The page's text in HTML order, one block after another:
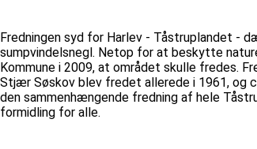
Fredningen syd for Harlev - Tåstruplandet -
sumpvindelsnegl. Netop for at beskytte
Kommune i 2009, at området skulle fredes.
Stjær Søskov blev fredet allerede i 1961, og
den sammenhængende fredning af hele
formidling for alle.